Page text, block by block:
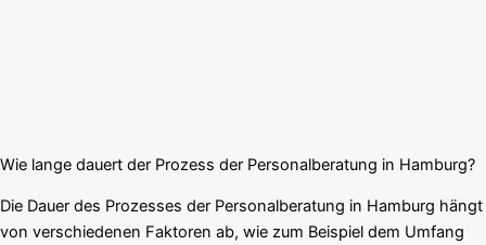
Wie lange dauert der Prozess der Personalberatung in Hamburg?
Die Dauer des Prozesses der Personalberatung in Hamburg hängt
von verschiedenen Faktoren ab, wie zum Beispiel dem Umfang